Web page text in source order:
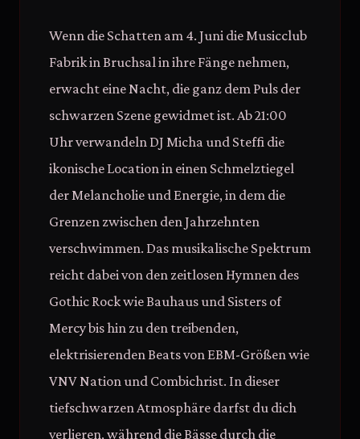
Wenn die Schatten am 4. Juni die Musicclub
Fabrik in Bruchsal in ihre Fänge nehmen,
erwacht eine Nacht, die ganz dem Puls der
schwarzen Szene gewidmet ist. Ab 21:00
Uhr verwandeln DJ Micha und Steffi die
ikonische Location in einen Schmelztiegel
der Melancholie und Energie, in dem die
Grenzen zwischen den Jahrzehnten
verschwimmen. Das musikalische Spektrum
reicht dabei von den zeitlosen Hymnen des
Gothic Rock wie Bauhaus und Sisters of
Mercy bis hin zu den treibenden,
elektrisierenden Beats von EBM-Größen wie
VNV Nation und Combichrist. In dieser
tiefschwarzen Atmosphäre darfst du dich
verlieren, während die Bässe durch die